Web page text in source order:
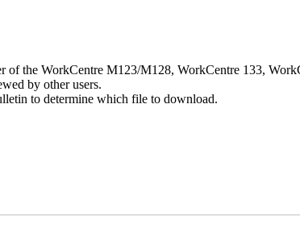
of the WorkCentre M123/M128, WorkCentre 133,
by other users.
to determine which file to download.